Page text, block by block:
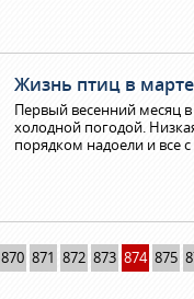
Жизнь птиц в марте
Первый весенний месяц
холодной погодой.
порядком надоели и все
870 871 872 873 874 875